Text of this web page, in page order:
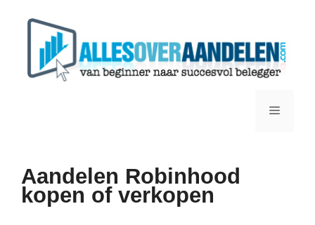
Menu
Aandelen Robinhood
kopen of verkopen